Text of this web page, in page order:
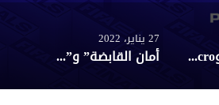
ميزات Turbo وMacro وتحكم بستة محاور… Brook تقدم محول ألعاب احترافي جديد
27 يناير، 2022
أمان القابضة” و”طاقة عربية” تؤسسان شركة جديدة تعمل على رقمنة مدفوعات قطاع الطاقة وعملياته